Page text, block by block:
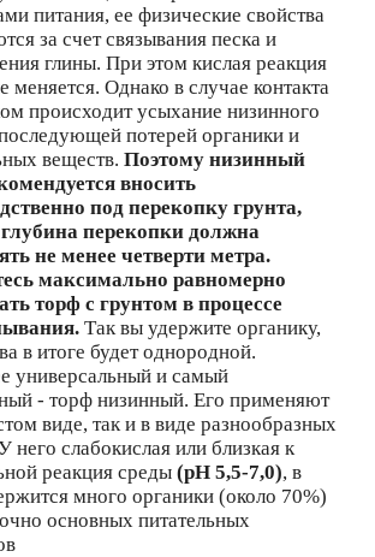
питания, ее физические свойства
за счет связывания песка и
глины. При этом кислая реакция
меняется. Однако в случае контакта
происходит усыхание низинного
потерей органики и
веществ. Поэтому низинный
вносить
под перекопку грунта,
перекопки должна
не менее четверти метра.
максимально равномерно
торф с грунтом в процессе
Так вы удержите органику,
в итоге будет однородной.
универсальный и самый
- торф низинный. Его применяют
виде, так и в виде разнообразных
него слабокислая или близкая к
реакция среды (pH 5,5-7,0), в
много органики (около 70%)
основных питательных